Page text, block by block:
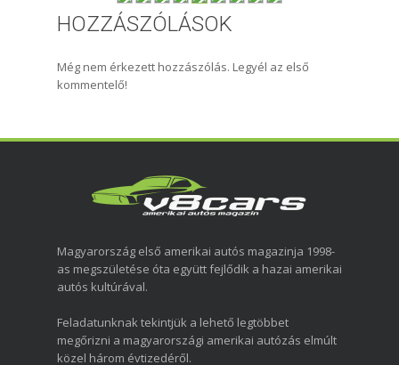
HOZZÁSZÓLÁSOK
Még nem érkezett hozzászólás. Legyél az első
kommentelő!
Magyarország első amerikai autós magazinja 1998-
as megszületése óta együtt fejlődik a hazai amerikai
autós kultúrával.
Feladatunknak tekintjük a lehető legtöbbet
megőrizni a magyarországi amerikai autózás elmúlt
közel három évtizedéről.